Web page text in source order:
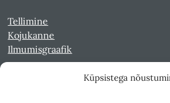
Küpsistega
Tellimine
Kojukanne
Ilmumisgraafik